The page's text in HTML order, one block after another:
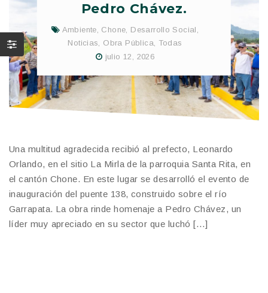
Pedro Chávez.
Ambiente, Chone, Desarrollo Social ,
Noticias, Obra Pública, Todas
julio 12, 2026
Una multitud agradecida recibió al prefecto, Leonardo
Orlando, en el sitio La Mirla de la parroquia Santa Rita, en
el cantón Chone. En este lugar se desarrolló el evento de
inauguración del puente 138, construido sobre el río
Garrapata. La obra rinde homenaje a Pedro Chávez, un
líder muy apreciado en su sector que luchó […]